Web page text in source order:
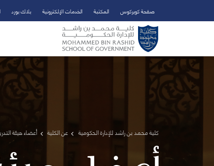
تخطي إلى المحتوى الرئيسي
فتح قائمة الوصول
صفحة كويركوس المكتبة الخدمات الإلكترونية بلاك بورد
كلية محمد بن راشد للإدارة الحكومية عن الكلية أعضاء هيئة